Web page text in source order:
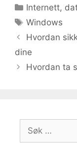
Kategorier
Internett,
Stikkord
Windows
Hvordan
dine
Hvordan ta
Søk
etter: